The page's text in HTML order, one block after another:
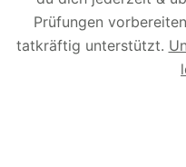
Prüfungen
tatkräftig unterstützt.